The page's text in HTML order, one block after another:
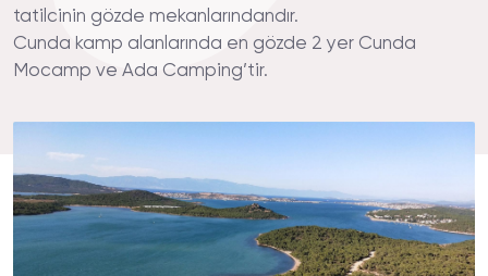
tatilcinin gözde mekanlarındandır.
Cunda kamp alanlarında en gözde 2 yer Cunda
Mocamp ve Ada Camping’tir.